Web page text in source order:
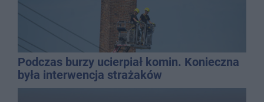
Podczas burzy ucierpiał komin. Konieczna
była interwencja strażaków